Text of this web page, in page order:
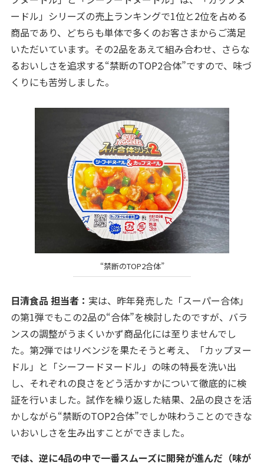
ードル」シリーズの売上ランキングで1位と2位を占める
商品であり、どちらも単体で多くのお客さまからご満足
いただいています。その2品をあえて組み合わせ、さらな
るおいしさを追求する“禁断のTOP2合体”ですので、味づ
くりにも苦労しました。
“禁断のTOP2合体”
日清食品 担当者： 実は、昨年発売した「スーパー合体」
の第1弾でもこの2品の“合体”を検討したのですが、バラ
ンスの調整がうまくいかず商品化には至りませんでし
た。第2弾ではリベンジを果たそうと考え、「カップヌー
ドル」と「シーフードヌードル」の味の特長を洗い出
し、それぞれの良さをどう活かすかについて徹底的に検
証を行いました。試作を繰り返した結果、2品の良さを活
かしながら“禁断のTOP2合体”でしか味わうことのできな
いおいしさを生み出すことができました。
――では、逆に4品の中で一番スムーズに開発が進んだ（味が